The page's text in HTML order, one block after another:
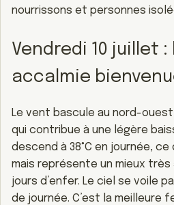
nourrissons et personnes
Vendredi 10 juillet :
accalmie
Le vent bascule au nord-
qui contribue à une légère
descend à 38°C en journée,
mais représente un mieux
jours d’enfer. Le ciel se voile
de journée. C’est la meilleure